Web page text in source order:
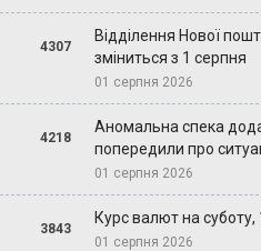
4307
Відділення Нової
зміниться з 1 серпня
01 серпня 2026
4218
Аномальна спека
попередили про
01 серпня 2026
3843
Курс валют на суботу,
01 серпня 2026